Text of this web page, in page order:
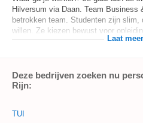
Hilversum via Daan. Team Business
betrokken team. Studenten zijn slim,
willen. Ze kiezen bewust voor
Laat
Deze bedrijven zoeken nu
Rijn:
TUI